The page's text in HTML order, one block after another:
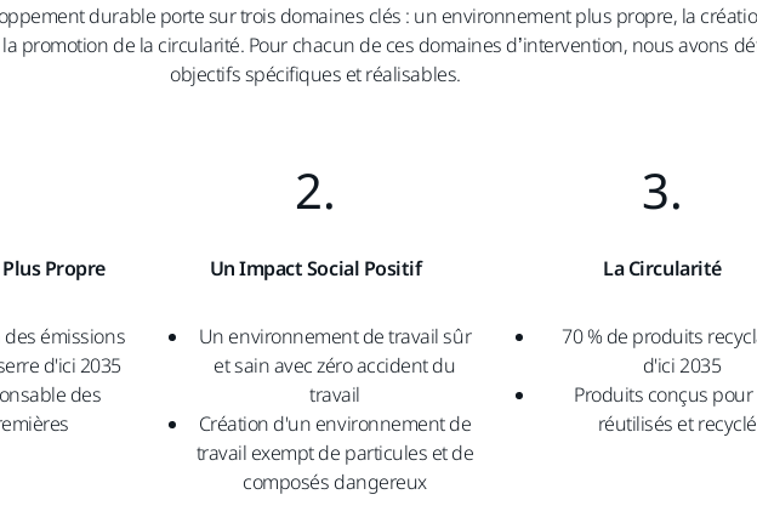
durable porte sur trois domaines clés : un environnement plus propre, la
promotion de la circularité. Pour chacun de ces domaines d’intervention, nous avons
objectifs spécifiques et réalisables.
2. 3.
Propre Un Impact Social Positif La Circularité
émissions
d'ici 2035
des
Un environnement de travail sûr
et sain avec zéro accident du
travail
Création d'un environnement de
travail exempt de particules et de
composés dangereux
70 % de produits
d'ici 2035
Produits conçus pour
réutilisés et